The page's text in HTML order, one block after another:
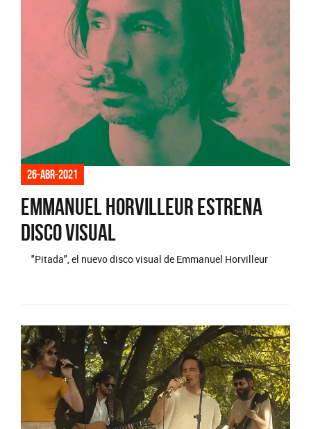
26-abr-2021
Emmanuel Horvilleur estrena
disco visual
"Pitada", el nuevo disco visual de Emmanuel Horvilleur